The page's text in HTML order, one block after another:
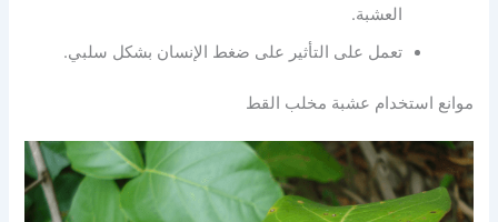
العشبة.
تعمل على التأثير على ضغط الإنسان بشكل سلبي.
موانع استخدام عشبة مخلب القط